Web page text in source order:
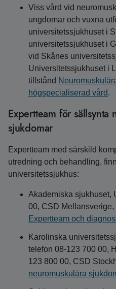
Viss vård vid
ungdomar och vuxna
universitetssjukhuset i
universitetssjukhuset i
vid Skånes
Universitetssjukhuset i
tillstånd
högspecialiserad vård.
Expertteam för sällsynta
sjukdomar
Expertteam med särskild
utredning och behandling,
universitetssjukhus:
Akademiska sjukhuset,
00, CSD
Expertteam och
Karolinska
telefon 08-123 700 00,
123 800 00, CSD
neuromuskulära